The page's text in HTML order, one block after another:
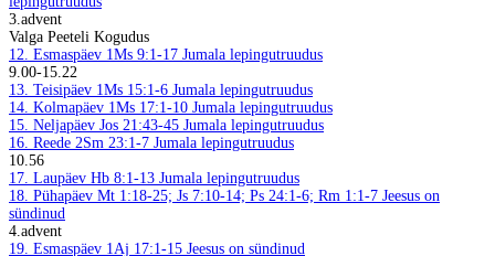
3.advent
Valga Peeteli Kogudus
12. Esmaspäev 1Ms 9:1-17 Jumala lepingutruudus
9.00-15.22
13. Teisipäev 1Ms 15:1-6 Jumala lepingutruudus
14. Kolmapäev 1Ms 17:1-10 Jumala lepingutruudus
15. Neljapäev Jos 21:43-45 Jumala lepingutruudus
16. Reede 2Sm 23:1-7 Jumala lepingutruudus
10.56
17. Laupäev Hb 8:1-13 Jumala lepingutruudus
18. Pühapäev Mt 1:18-25; Js 7:10-14; Ps 24:1-6; Rm 1:1-7 Jeesus on
sündinud
4.advent
19. Esmaspäev 1Aj 17:1-15 Jeesus on sündinud